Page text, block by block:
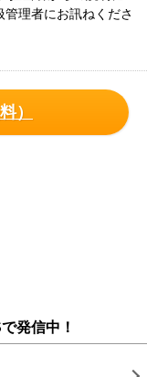
理者にお訊ねくださ
）
発信中！